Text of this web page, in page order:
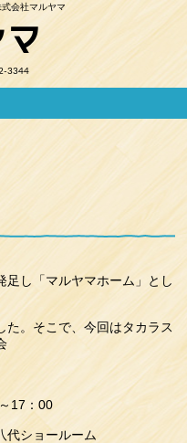
会社マルヤマ
3344
足し「マルヤマホーム」とし
た。そこで、今回はタカラス
17：00
ショールーム